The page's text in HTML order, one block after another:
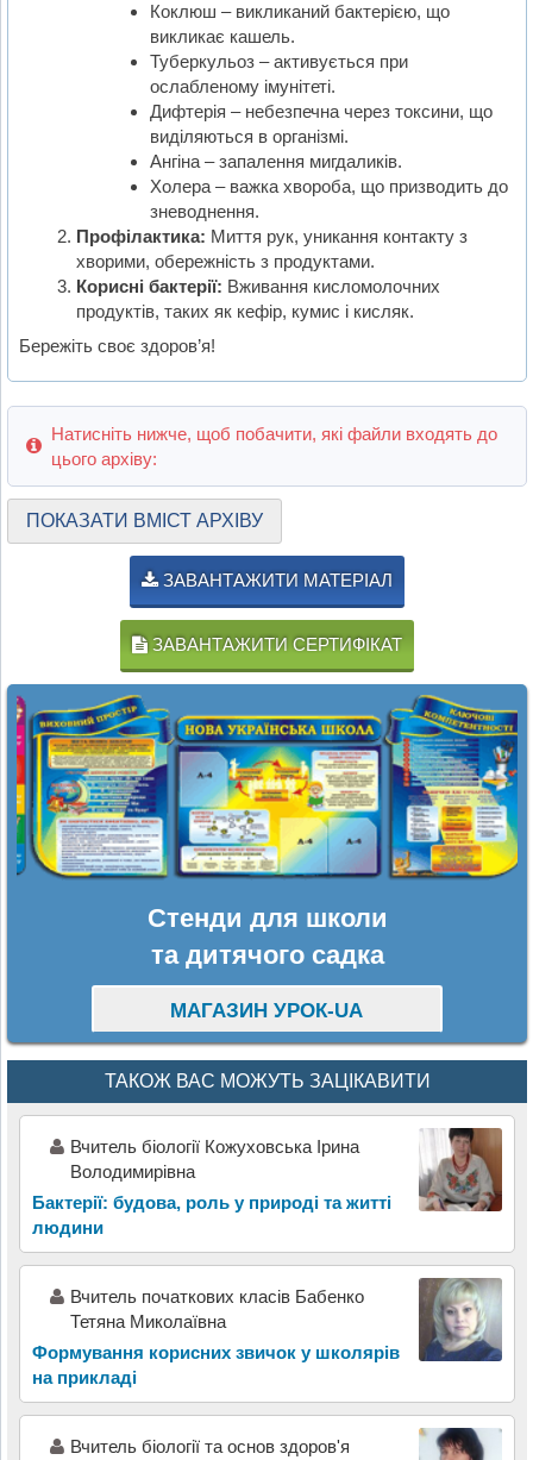
Коклюш – викликаний бактерією, що
викликає кашель.
Туберкульоз – активується при
ослабленому імунітеті.
Дифтерія – небезпечна через токсини, що
виділяються в організмі.
Ангіна – запалення мигдаликів.
Холера – важка хвороба, що призводить до
зневоднення.
Профілактика: Миття рук, уникання контакту з
хворими, обережність з продуктами.
Корисні бактерії: Вживання кисломолочних
продуктів, таких як кефір, кумис і кисляк.
Бережіть своє здоров’я!
Натисніть нижче, щоб побачити, які файли входять до
цього архіву:
ПОКАЗАТИ ВМІСТ АРХІВУ
ЗАВАНТАЖИТИ МАТЕРІАЛ
ЗАВАНТАЖИТИ СЕРТИФІКАТ
Стенди для школи
та дитячого садка
МАГАЗИН УРОК-UA
ТАКОЖ ВАС МОЖУТЬ ЗАЦІКАВИТИ
Вчитель біології Кожуховська Ірина
Володимирівна
Бактерії: будова, роль у природі та житті
людини
Вчитель початкових класів Бабенко
Тетяна Миколаївна
Формування корисних звичок у школярів
на прикладі
Вчитель біології та основ здоров'я